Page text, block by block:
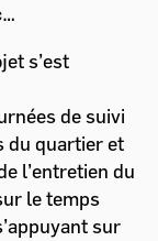
s’est
de suivi
du quartier et
l’entretien du
le temps
sur